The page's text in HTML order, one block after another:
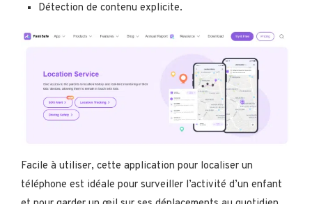
Détection de contenu explicite.
Facile à utiliser, cette application pour localiser un
téléphone est idéale pour surveiller l’activité d’un enfant